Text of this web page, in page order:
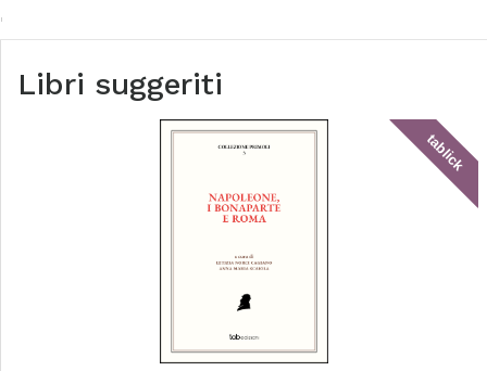
Libri suggeriti
tablick